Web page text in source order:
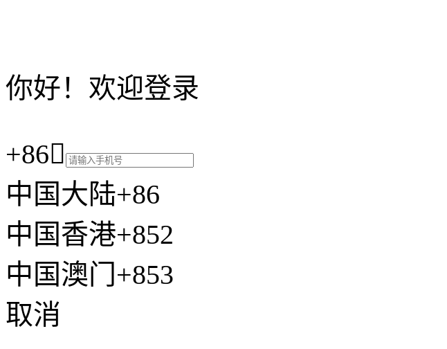
你好！欢迎登录
+86
中国大陆+86
中国香港+852
中国澳门+853
取消